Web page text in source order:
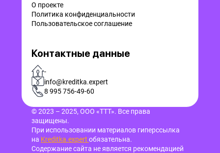
О проекте
Политика конфиденциальности
Пользовательское соглашение
Контактные данные
-
info@kreditka.expert
8 995 756-49-60
© 2023 – 2025, ООО «ТТТ». Все права
защищены.
При использовании материалов гиперссылка
на Kreditka.expert обязательна.
Содержание сайта не является рекомендацией